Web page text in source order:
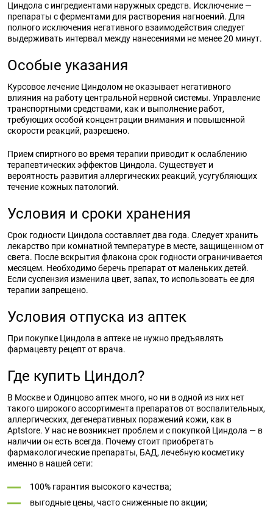
Циндола с ингредиентами наружных средств. Исключение —
препараты с ферментами для растворения нагноений. Для
полного исключения негативного взаимодействия следует
выдерживать интервал между нанесениями не менее 20 минут.
Особые указания
Курсовое лечение Циндолом не оказывает негативного
влияния на работу центральной нервной системы. Управление
транспортными средствами, как и выполнение работ,
требующих особой концентрации внимания и повышенной
скорости реакций, разрешено.
Прием спиртного во время терапии приводит к ослаблению
терапевтических эффектов Циндола. Существует и
вероятность развития аллергических реакций, усугубляющих
течение кожных патологий.
Условия и сроки хранения
Срок годности Циндола составляет два года. Следует хранить
лекарство при комнатной температуре в месте, защищенном от
света. После вскрытия флакона срок годности ограничивается
месяцем. Необходимо беречь препарат от маленьких детей.
Если суспензия изменила цвет, запах, то использовать ее для
терапии запрещено.
Условия отпуска из аптек
При покупке Циндола в аптеке не нужно предъявлять
фармацевту рецепт от врача.
Где купить Циндол?
В Москве и Одинцово аптек много, но ни в одной из них нет
такого широкого ассортимента препаратов от воспалительных,
аллергических, дегенеративных поражений кожи, как в
Aptstore. У нас не возникнет проблем и с покупкой Циндола — в
наличии он есть всегда. Почему стоит приобретать
фармакологические препараты, БАД, лечебную косметику
именно в нашей сети:
100% гарантия высокого качества;
выгодные цены, часто сниженные по акции;